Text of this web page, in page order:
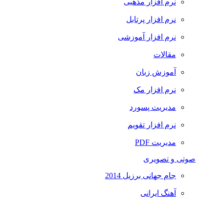
نرم افزار مذهبی
نرم افزار پرتابل
نرم افزار آموزشی
مقالات
آموزش زبان
نرم افزار مک
مدیریت پسورد
نرم افزار تقویم
مدیریت PDF
صوتی و تصویری
جام جهانی برزیل 2014
آهنگ ایرانی